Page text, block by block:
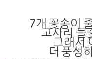
7개 꽃송이
고사리 들
그래서
더 풍성